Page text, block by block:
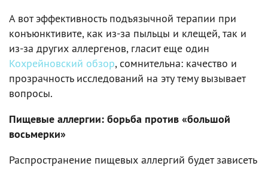
А вот эффективность подъязычной терапии при
конъюнктивите, как из-за пыльцы и клещей, так и
из-за других аллергенов, гласит еще один
Кохрейновский обзор, сомнительна: качество и
прозрачность исследований на эту тему вызывает
вопросы.
Пищевые аллергии: борьба против «большой
восьмерки»
Распространение пищевых аллергий будет зависеть